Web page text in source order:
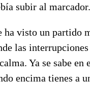
subir al marcador.
ha visto un partido
las
Ya se sabe
encima tienes a